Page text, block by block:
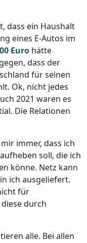
dass ein Haushalt
eines E-Autos im
Euro hätte
dass der
für seinen
Ok, nicht jedes
2021 waren es
Die Relationen
immer, dass ich
soll, die ich
könne. Netz kann
ich ausgeliefert.
für
durch
alle. Bei allen